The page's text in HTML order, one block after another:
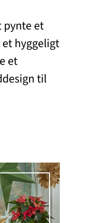
pynte et
hyggeligt
et
til